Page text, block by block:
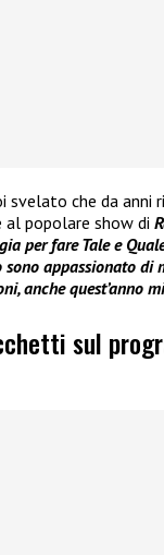
svelato che da anni
al popolare show di
per fare Tale e
appassionato di
anche quest’anno
sul